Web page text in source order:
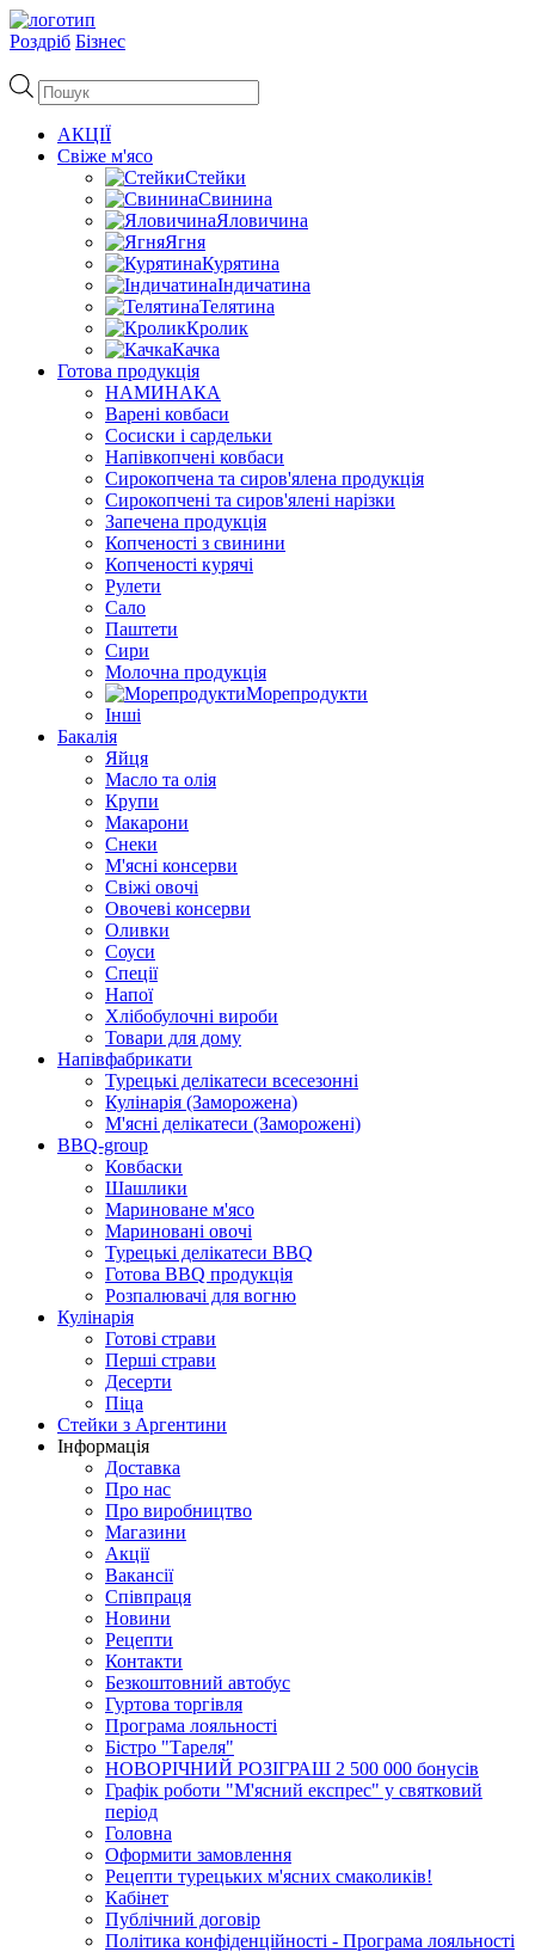
Роздріб Бізнес
Пошук
товарів
АКЦІЇ
Свіже м'ясо
Стейки
Свинина
Яловичина
Ягня
Курятина
Індичатина
Телятина
Кролик
Качка
Готова продукція
НАМИНАКА
Варені ковбаси
Сосиски і сардельки
Напівкопчені ковбаси
Сирокопчена та сиров'ялена продукція
Сирокопчені та сиров'ялені нарізки
Запечена продукція
Копченості з свинини
Копченості курячі
Рулети
Сало
Паштети
Сири
Молочна продукція
Морепродукти
Інші
Бакалія
Яйця
Масло та олія
Крупи
Макарони
Снеки
М'ясні консерви
Свіжі овочі
Овочеві консерви
Оливки
Соуси
Спеції
Напої
Хлібобулочні вироби
Товари для дому
Напівфабрикати
Турецькі делікатеси всесезонні
Кулінарія (Заморожена)
М'ясні делікатеси (Заморожені)
BBQ-group
Ковбаски
Шашлики
Мариноване м'ясо
Мариновані овочі
Турецькі делікатеси BBQ
Готова BBQ продукція
Розпалювачі для вогню
Кулінарія
Готові страви
Перші страви
Десерти
Піца
Стейки з Аргентини
Інформація
Доставка
Про нас
Про виробництво
Магазини
Акції
Вакансії
Співпраця
Новини
Рецепти
Контакти
Безкоштовний автобус
Гуртова торгівля
Програма лояльності
Бістро "Тареля"
НОВОРІЧНИЙ РОЗІГРАШ 2 500 000 бонусів
Графік роботи "М'ясний експрес" у святковий
період
Головна
Оформити замовлення
Рецепти турецьких м'ясних смаколиків!
Кабінет
Публічний договір
Політика конфіденційності - Програма лояльності